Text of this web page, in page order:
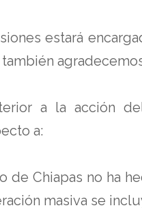
estará
a la acción
a:
de Chiapas no ha
masiva se